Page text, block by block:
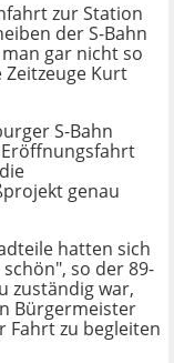
zur Station
der S-Bahn
gar nicht so
Kurt
S-Bahn
genau
hatten sich
so der 89-
zuständig war,
Bürgermeister
Fahrt zu begleiten